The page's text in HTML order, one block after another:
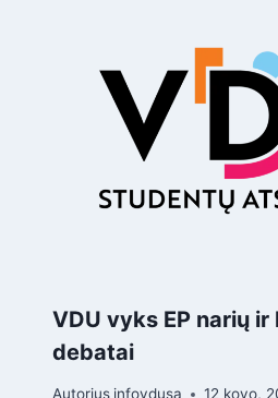
VDU vyks EP narių
debatai
Autorius infovdusa 12 kovo,